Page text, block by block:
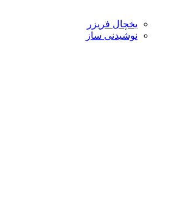
یخچال فریزر
نوشیدنی ساز